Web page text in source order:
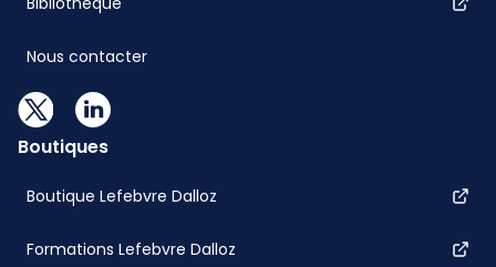
Nous contacter
Boutiques
Boutique Lefebvre Dalloz
Formations Lefebvre Dalloz